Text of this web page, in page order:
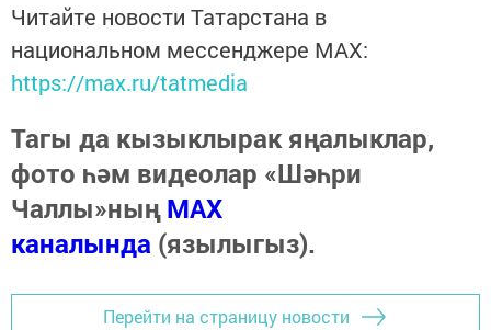
Читайте новости Татарстана в
национальном мессенджере MАХ:
https://max.ru/tatmedia
Тагы да кызыклырак яңалыклар,
фото һәм видеолар «Шәһри
Чаллы»ныңMAX
каналында (язылыгыз).
Перейти на страницу новости